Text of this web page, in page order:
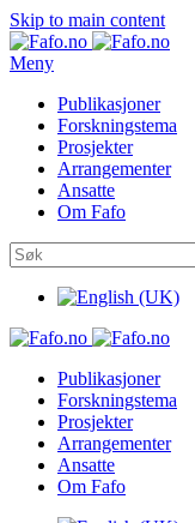
Skip to main content
Meny
Publikasjoner
Forskningstema
Prosjekter
Arrangementer
Ansatte
Om Fafo
Publikasjoner
Forskningstema
Prosjekter
Arrangementer
Ansatte
Om Fafo